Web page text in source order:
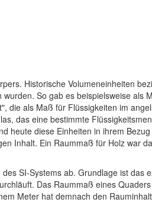
Historische Volumeneinheiten
So gab es beispielsweise als
die als Maß für Flüssigkeiten im
das eine bestimmte
heute diese Einheiten in ihrem
Inhalt. Ein Raummaß für Holz war
SI-Systems ab. Grundlage ist das
Das Raummaß eines
Meter hat demnach den